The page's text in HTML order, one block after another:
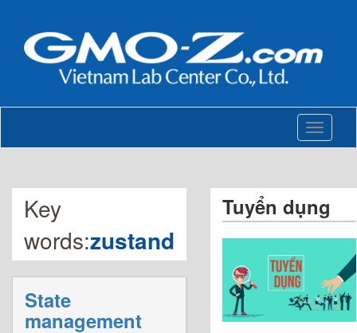
Toggle
Key
words:zustand
State
management
Tuyển dụng